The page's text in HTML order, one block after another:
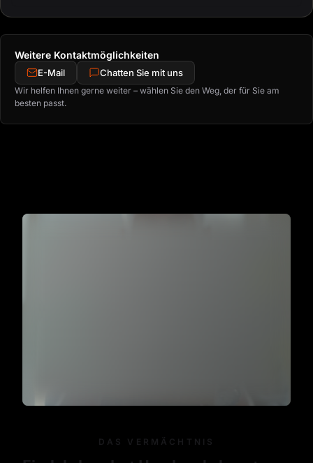
Weitere Kontaktmöglichkeiten
E-Mail Chatten Sie mit uns
Wir helfen Ihnen gerne weiter – wählen Sie den Weg, der für Sie am
besten passt.
DAS VERMÄCHTNIS